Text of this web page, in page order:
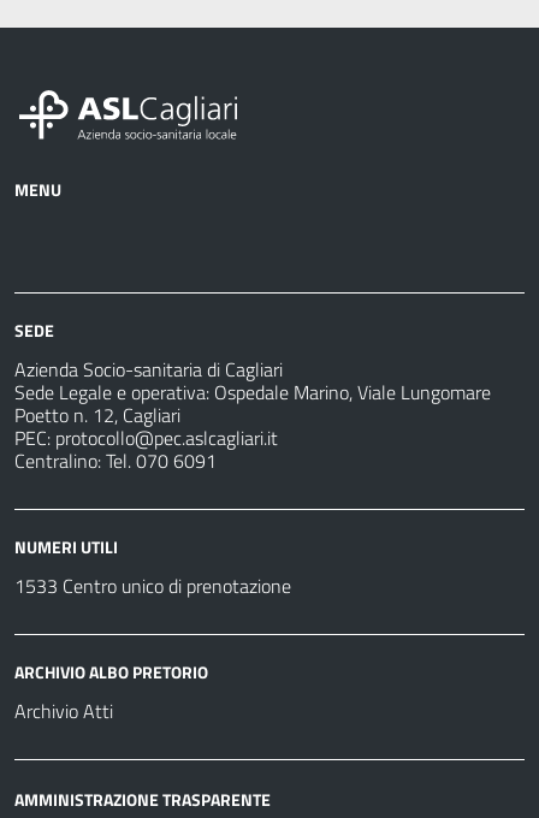
MENU
sanitarie
fare
SEDE
Azienda Socio-sanitaria di Cagliari
Sede Legale e operativa: Ospedale Marino, Viale Lungomare
Poetto n. 12, Cagliari
PEC: protocollo@pec.aslcagliari.it
Centralino: Tel. 070 6091
NUMERI UTILI
1533 Centro unico di prenotazione
ARCHIVIO ALBO PRETORIO
Archivio Atti
AMMINISTRAZIONE TRASPARENTE